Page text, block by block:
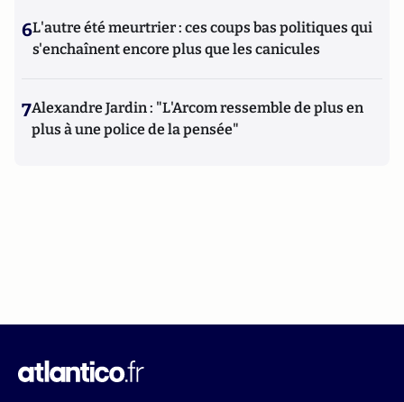
6L'autre été meurtrier : ces coups bas politiques qui
s'enchaînent encore plus que les canicules
7Alexandre Jardin : "L'Arcom ressemble de plus en
plus à une police de la pensée"